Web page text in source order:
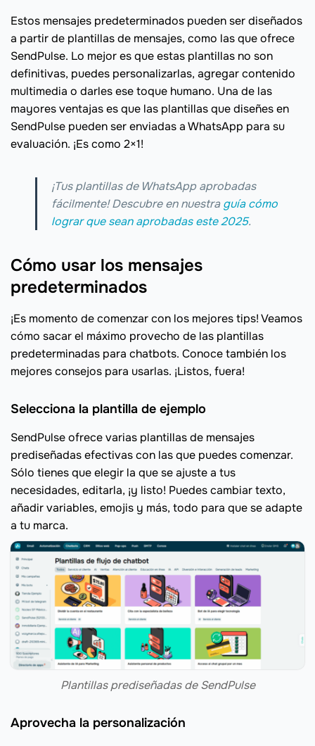
Estos mensajes predeterminados pueden ser diseñados
a partir de plantillas de mensajes, como las que ofrece
SendPulse. Lo mejor es que estas plantillas no son
definitivas, puedes personalizarlas, agregar contenido
multimedia o darles ese toque humano. Una de las
mayores ventajas es que las plantillas que diseñes en
SendPulse pueden ser enviadas a WhatsApp para su
evaluación. ¡Es como 2×1!
¡Tus plantillas de WhatsApp aprobadas
fácilmente! Descubre en nuestra guía cómo
lograr que sean aprobadas este 2025.
Cómo usar los mensajes
predeterminados
¡Es momento de comenzar con los mejores tips! Veamos
cómo sacar el máximo provecho de las plantillas
predeterminadas para chatbots. Conoce también los
mejores consejos para usarlas. ¡Listos, fuera!
Selecciona la plantilla de ejemplo
SendPulse ofrece varias plantillas de mensajes
prediseñadas efectivas con las que puedes comenzar.
Sólo tienes que elegir la que se ajuste a tus
necesidades, editarla, ¡y listo! Puedes cambiar texto,
añadir variables, emojis y más, todo para que se adapte
a tu marca.
Plantillas prediseñadas de SendPulse
Aprovecha la personalización